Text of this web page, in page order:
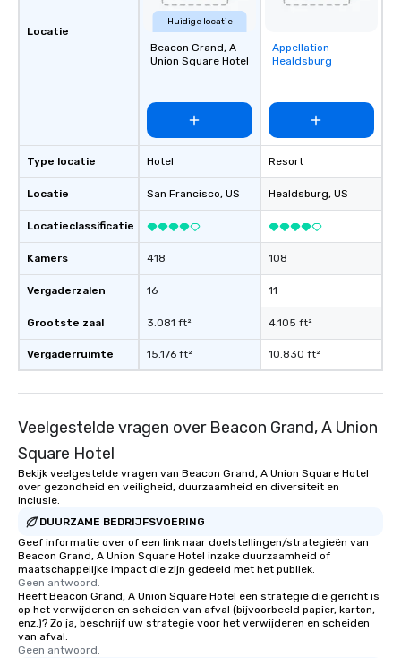
Locatie
Type locatie
Locatie
Locatieclassificatie
Kamers
Vergaderzalen
Grootste zaal
Vergaderruimte
Huidige locatie
Beacon Grand, A
Union Square Hotel
Hotel
San Francisco, US
418
16
3.081 ft²
15.176 ft²
Removed from
favorites
Appellation
Healdsburg
Resort
Healdsburg, US
108
11
4.105 ft²
10.830 ft²
Veelgestelde vragen over Beacon Grand, A Union
Square Hotel
Bekijk veelgestelde vragen van Beacon Grand, A Union Square Hotel
over gezondheid en veiligheid, duurzaamheid en diversiteit en
inclusie.
DUURZAME BEDRIJFSVOERING
Geef informatie over of een link naar doelstellingen/strategieën van
Beacon Grand, A Union Square Hotel inzake duurzaamheid of
maatschappelijke impact die zijn gedeeld met het publiek.
Geen antwoord.
Heeft Beacon Grand, A Union Square Hotel een strategie die gericht is
op het verwijderen en scheiden van afval (bijvoorbeeld papier, karton,
enz.)? Zo ja, beschrijf uw strategie voor het verwijderen en scheiden
van afval.
Geen antwoord.